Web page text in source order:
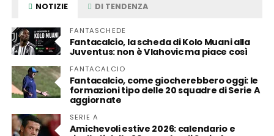
NOTIZIE DI TENDENZA
FANTASCHEDE
Fantacalcio, la scheda di Kolo Muani alla
Juventus: non è Vlahovic ma piace così
FANTACALCIO
Fantacalcio, come giocherebbero oggi: le
formazioni tipo delle 20 squadre di Serie A
aggiornate
SERIE A
Amichevoli estive 2026: calendario e